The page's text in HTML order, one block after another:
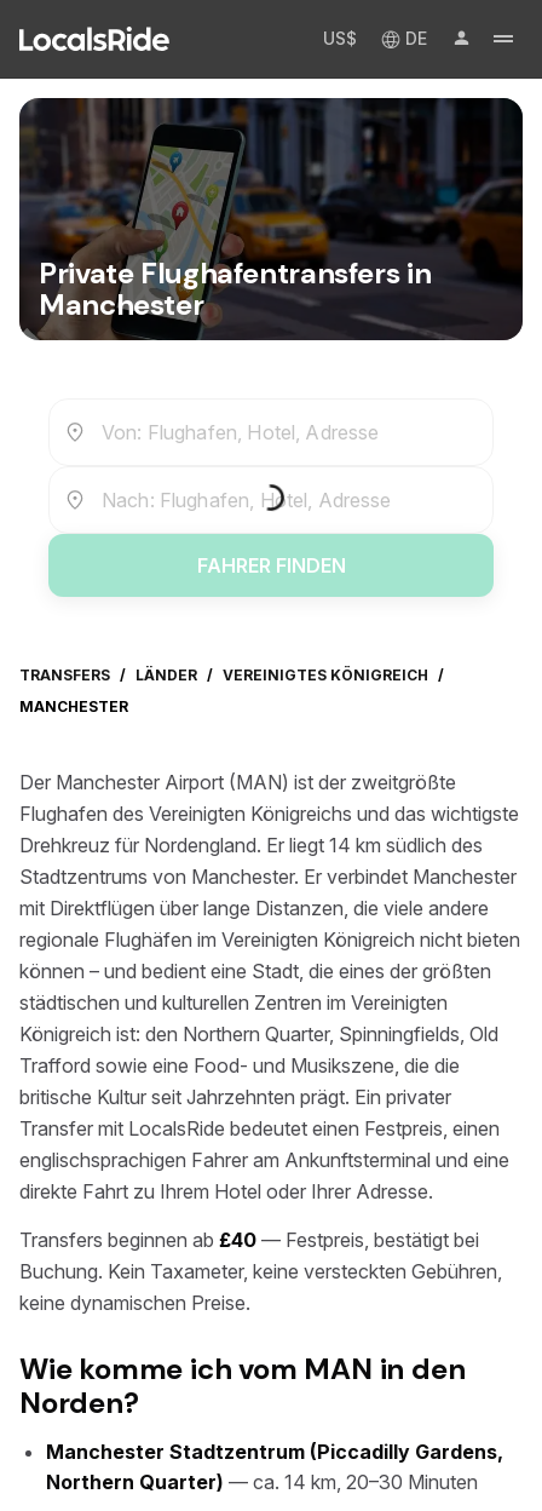
US$ DE
Private Flughafentransfers in
Manchester
Von: Flughafen, Hotel, Adresse
Nach: Flughafen, Hotel, Adresse
FAHRER FINDEN
TRANSFERS / LÄNDER / VEREINIGTES KÖNIGREICH /
MANCHESTER
Der Manchester Airport (MAN) ist der zweitgrößte
Flughafen des Vereinigten Königreichs und das wichtigste
Drehkreuz für Nordengland. Er liegt 14 km südlich des
Stadtzentrums von Manchester. Er verbindet Manchester
mit Direktflügen über lange Distanzen, die viele andere
regionale Flughäfen im Vereinigten Königreich nicht bieten
können – und bedient eine Stadt, die eines der größten
städtischen und kulturellen Zentren im Vereinigten
Königreich ist: den Northern Quarter, Spinningfields, Old
Trafford sowie eine Food- und Musikszene, die die
britische Kultur seit Jahrzehnten prägt. Ein privater
Transfer mit LocalsRide bedeutet einen Festpreis, einen
englischsprachigen Fahrer am Ankunftsterminal und eine
direkte Fahrt zu Ihrem Hotel oder Ihrer Adresse.
Transfers beginnen ab £40 — Festpreis, bestätigt bei
Buchung. Kein Taxameter, keine versteckten Gebühren,
keine dynamischen Preise.
Wie komme ich vom MAN in den
Norden?
Manchester Stadtzentrum (Piccadilly Gardens,
Northern Quarter) — ca. 14 km, 20–30 Minuten